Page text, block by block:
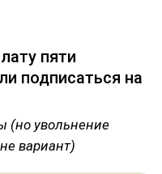
пяти
подписаться на
(но увольнение
вариант)